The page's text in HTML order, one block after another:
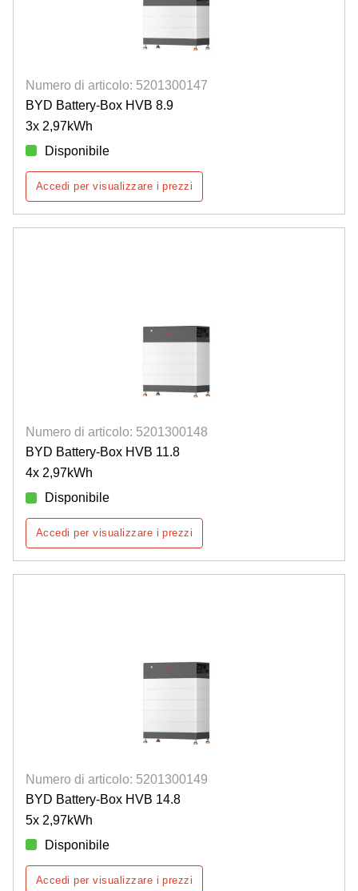
Numero di articolo: 5201300147
BYD Battery-Box HVB 8.9
3x 2,97kWh
Disponibile
Accedi per visualizzare i prezzi
Numero di articolo: 5201300148
BYD Battery-Box HVB 11.8
4x 2,97kWh
Disponibile
Accedi per visualizzare i prezzi
Numero di articolo: 5201300149
BYD Battery-Box HVB 14.8
5x 2,97kWh
Disponibile
Accedi per visualizzare i prezzi